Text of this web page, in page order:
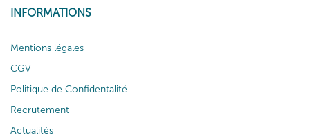
INFORMATIONS
Mentions légales
CGV
Politique de Confidentalité
Recrutement
Actualités